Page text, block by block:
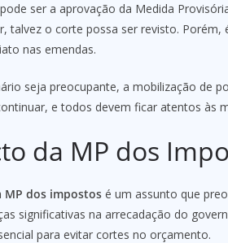
ser a aprovação da Medida
talvez o corte possa ser revisto.
nas emendas.
seja preocupante, a mobilização de
e todos devem ficar atentos às
da MP dos
MP dos impostos é um assunto que
significativas na arrecadação do
para evitar cortes no orçamento.